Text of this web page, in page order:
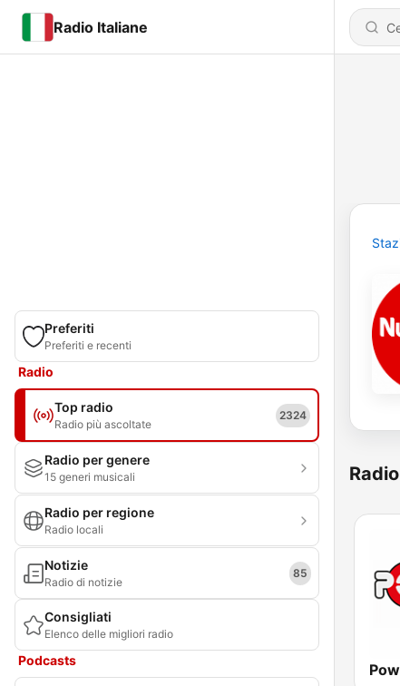
Radio Italiane
Preferiti
Preferiti e recenti
Radio
Top radio
Radio più ascoltate
2324
Radio per genere
15 generi musicali
Radio per regione
Radio locali
Notizie
Radio di notizie
85
Consigliati
Elenco delle migliori radio
Podcasts